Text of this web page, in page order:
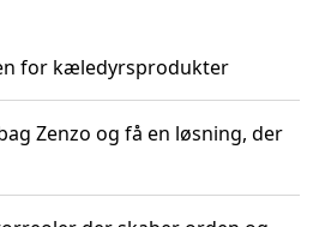
for kæledyrsprodukter
Zenzo og få en løsning, der